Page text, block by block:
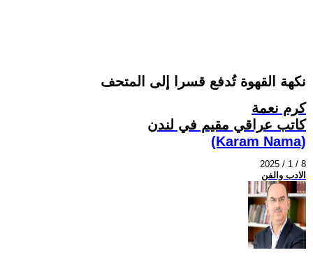
نكهة القهوة تُدفع قسرا إلى المتحف
كرم نعمة
كاتب عراقي مقيم في لندن
(Karam Nama)
2025 / 1 / 8
الادب والفن